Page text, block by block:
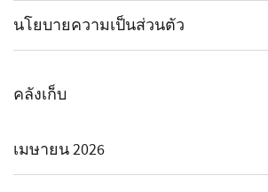
นโยบายความเป็นส่วนตัว
คลังเก็บ
เมษายน 2026